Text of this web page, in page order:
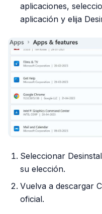
aplicaciones,
aplicación y elija
Seleccionar
su elección.
Vuelva a descargar
oficial.